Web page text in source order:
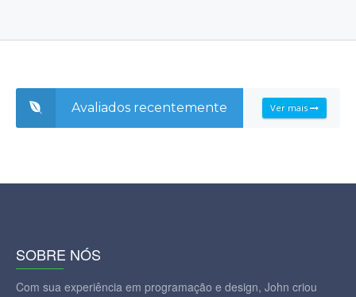
Avaliados recentemente Ver mais
SOBRE NÓS
Com sua experiência em programação e design, John criou